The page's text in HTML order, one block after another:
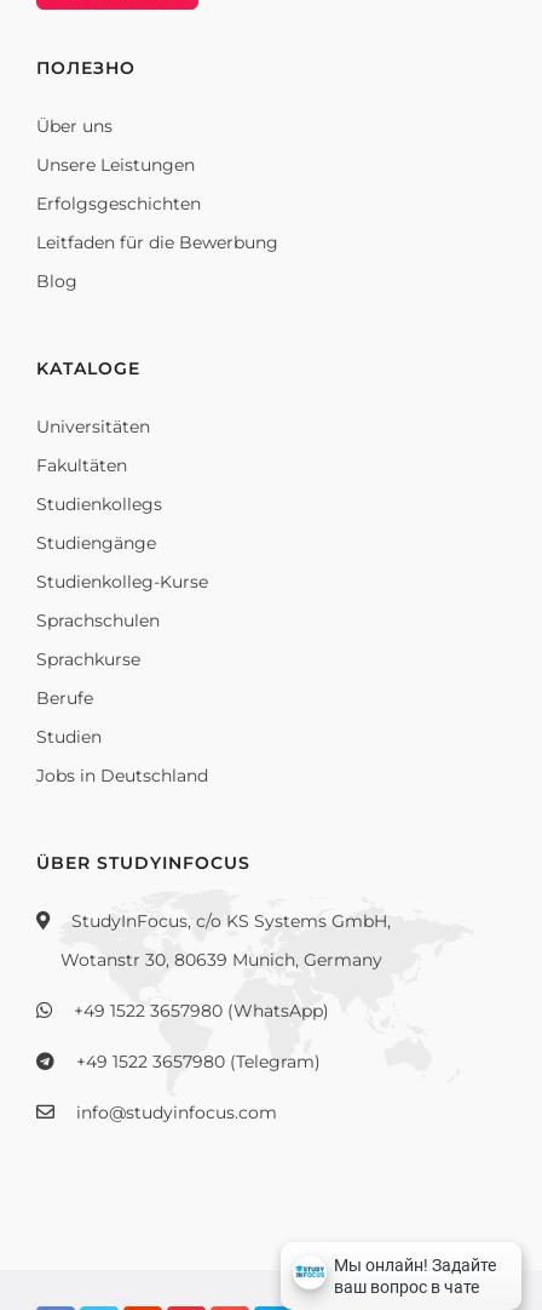
ПОЛЕЗНО
Über uns
Unsere Leistungen
Erfolgsgeschichten
Leitfaden für die Bewerbung
Blog
KATALOGE
Universitäten
Fakultäten
Studienkollegs
Studiengänge
Studienkolleg-Kurse
Sprachschulen
Sprachkurse
Berufe
Studien
Jobs in Deutschland
ÜBER STUDYINFOCUS
StudyInFocus, c/o KS Systems GmbH,
Wotanstr 30, 80639 Munich, Germany
+49 1522 3657980 (WhatsApp)
+49 1522 3657980 (Telegram)
info@studyinfocus.com